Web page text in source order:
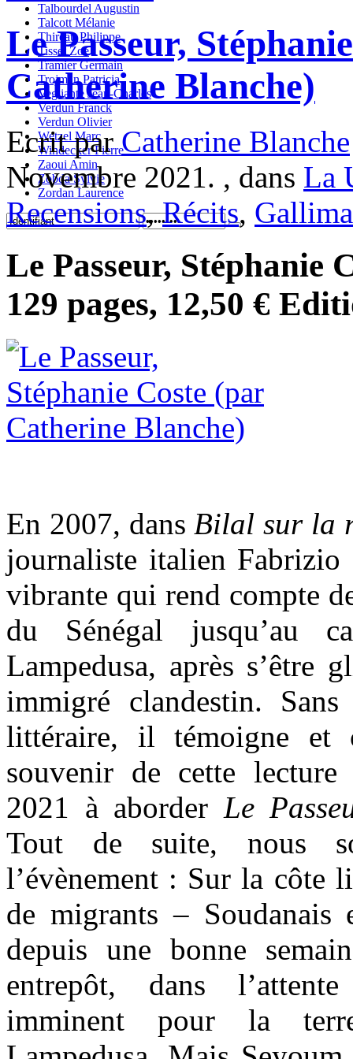
Talbourdel Augustin
Talcott Mélanie
Thireau Philippe
Tisset Zoe
Tramier Germain
Trojman Patricia
Vegliante Jean-Charles
Verdun Franck
Verdun Olivier
Wetzel Marc
Windecker Pierre
Zaoui Amin
Zobda Sylvie
Zordan Laurence
Le Passeur,
Catherine Blanche)
Ecrit parCatherine Blanche
Novembre 2021. , dans La
Recensions,Récits,
Le Passeur, Stéphanie
129 pages, 12,50 €
En 2007, dans Bilal sur la
journaliste italien Fabrizio
vibrante qui rend compte
du Sénégal jusqu’au
Lampedusa, après s’être
immigré clandestin.
littéraire, il témoigne et
souvenir de cette
2021 à aborder Le
Tout de suite, nous
l’évènement : Sur la côte
de migrants – Soudanais
depuis une bonne
entrepôt, dans
imminent pour la